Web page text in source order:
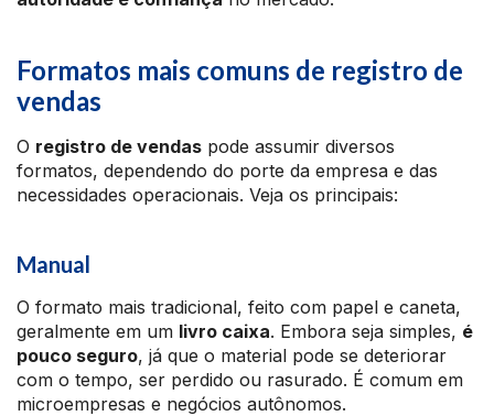
Formatos mais comuns de registro de
vendas
O registro de vendas pode assumir diversos
formatos, dependendo do porte da empresa e das
necessidades operacionais. Veja os principais:
Manual
O formato mais tradicional, feito com papel e caneta,
geralmente em um livro caixa. Embora seja simples, é
pouco seguro, já que o material pode se deteriorar
com o tempo, ser perdido ou rasurado. É comum em
microempresas e negócios autônomos.